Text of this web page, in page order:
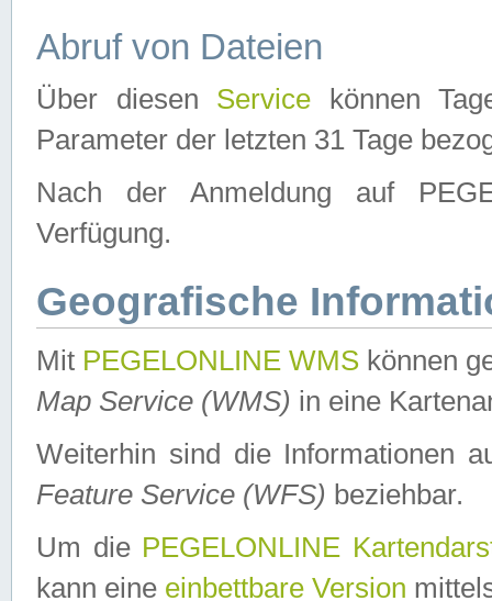
Abruf von Dateien
Über diesen Service können
Parameter der letzten 31 Tage
Nach der Anmeldung auf
Verfügung.
Geografische
Mit PEGELONLINE WMS können
Map Service (WMS) in eine
Weiterhin sind die Informationen
Feature Service (WFS) beziehbar.
Um die PEGELONLINE
kann eine einbettbare Version